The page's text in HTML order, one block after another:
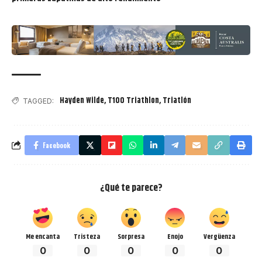
TAGGED: Hayden Wilde,T100 Triathlon,Triatlón
Facebook
¿Qué te parece?
Me encanta
0
Tristeza
0
Sorpresa
0
Enojo
0
Vergüenza
0